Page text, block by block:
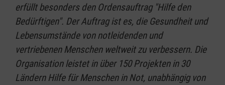
erfüllt besonders den Ordensauftrag "Hilfe den
Bedürftigen". Der Auftrag ist es, die Gesundheit und
Lebensumstände von notleidenden und
vertriebenen Menschen weltweit zu verbessern. Die
Organisation leistet in über 150 Projekten in 30
Ländern Hilfe für Menschen in Not, unabhängig von